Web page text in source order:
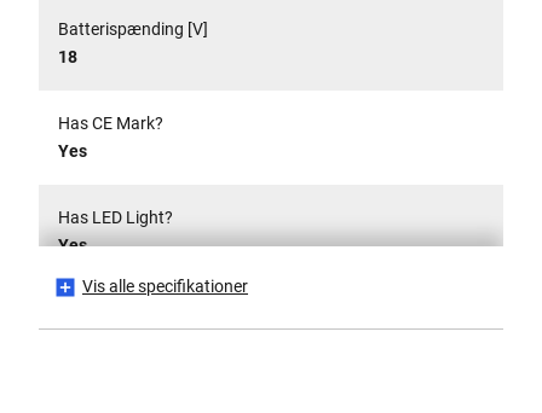
Batterispænding [V]
18
Has CE Mark?
Yes
Has LED Light?
Yes
Vis alle specifikationer